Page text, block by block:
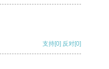
支持[0] 反对[0]